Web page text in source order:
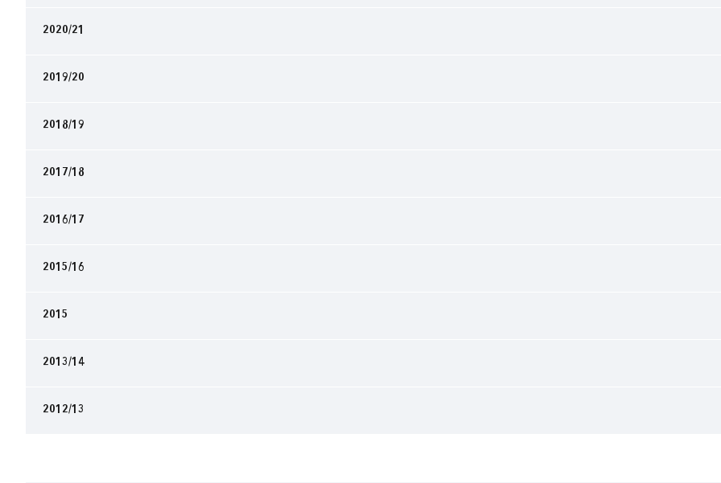
2020/21
2019/20
2018/19
2017/18
2016/17
2015/16
2015
2013/14
2012/13